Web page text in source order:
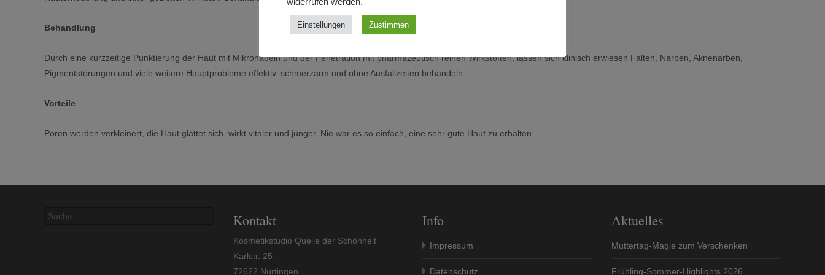
Behandlung
Durch eine kurzzeitige Punktierung der Haut mit Mikronadeln und der Penetration mit pharmazeutisch reinen Wirkstoffen, lassen sich klinisch erwiesen Falten, Narben, Aknenarben,
Pigmentstörungen und viele weitere Hauptprobleme effektiv, schmerzarm und ohne Ausfallzeiten behandeln.
Vorteile
Poren werden verkleinert, die Haut glättet sich, wirkt vitaler und jünger. Nie war es so einfach, eine sehr gute Haut zu erhalten.
nach:
Kontakt
Kosmetikstudio Quelle der Schönheit
Karlstr. 25
72622 Nürtingen
Info
Impressum
Datenschutz
Aktuelles
Muttertag-Magie zum Verschenken
Frühling-Sommer-Highlights 2026
Einstellungen Zustimmen